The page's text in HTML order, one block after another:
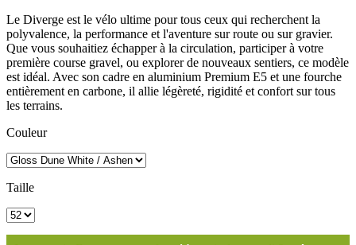
Le Diverge est le vélo ultime pour tous ceux qui recherchent la
polyvalence, la performance et l'aventure sur route ou sur gravier.
Que vous souhaitiez échapper à la circulation, participer à votre
première course gravel, ou explorer de nouveaux sentiers, ce modèle
est idéal. Avec son cadre en aluminium Premium E5 et une fourche
entièrement en carbone, il allie légèreté, rigidité et confort sur tous
les terrains.
Couleur
Taille